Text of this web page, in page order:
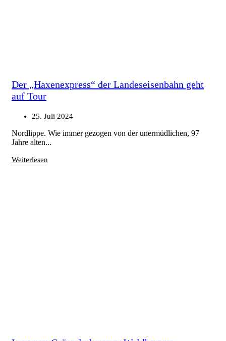
Der „Haxenexpress“ der Landeseisenbahn geht
auf Tour
25. Juli 2024
Nordlippe. Wie immer gezogen von der unermüdlichen, 97
Jahre alten...
Weiterlesen